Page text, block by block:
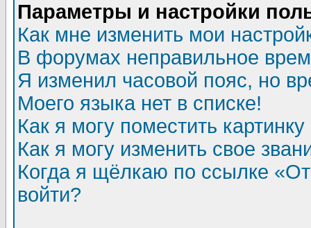
Параметры и настройки
Как мне изменить мои
В форумах неправильное
Я изменил часовой пояс, но
Моего языка нет в списке!
Как я могу поместить
Как я могу изменить свое
Когда я щёлкаю по ссылке
войти?